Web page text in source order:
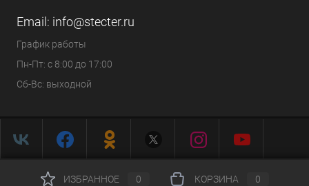
Email: info@stecter.ru
График работы
Пн-Пт: с 8:00 до 17:00
Сб-Вс: выходной
ИЗБРАННОЕ 0 КОРЗИНА 0